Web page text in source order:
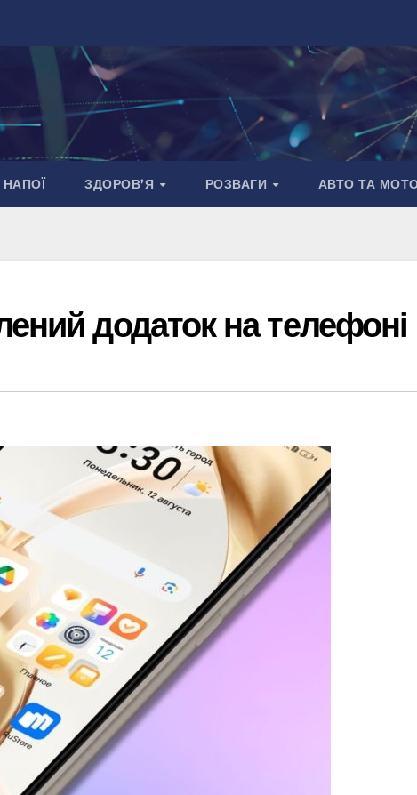
НАПОЇ ЗДОРОВ’Я РОЗВАГИ АВТО ТА
додаток на телефоні